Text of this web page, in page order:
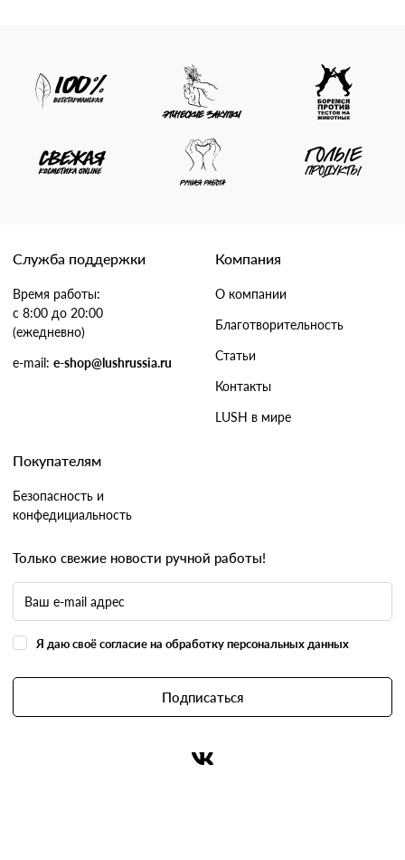
Служба поддержки
Время работы:
с 8:00 до 20:00
(ежедневно)
e-mail: e-shop@lushrussia.ru
Компания
О компании
Благотворительность
Статьи
Контакты
LUSH в мире
Покупателям
Безопасность и
конфедициальность
Только свежие новости ручной работы!
Я даю своё согласие на обработку персональных данных
Подписаться